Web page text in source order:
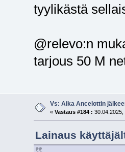
tyylikästä
@relevo:n
tarjous 50 M
Vs: Aika Ancelottin
« Vastaus #184 : 30.04.2025,
Lainaus